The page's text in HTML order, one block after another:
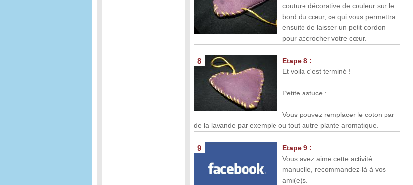
couture décorative de couleur sur le
bord du cœur, ce qui vous permettra
ensuite de laisser un petit cordon
pour accrocher votre cœur.
8
Etape 8 :
Et voilà c'est terminé !
Petite astuce :
Vous pouvez remplacer le coton par
de la lavande par exemple ou tout autre plante aromatique.
9
Etape 9 :
Vous avez aimé cette activité
manuelle, recommandez-là à vos
ami(e)s.